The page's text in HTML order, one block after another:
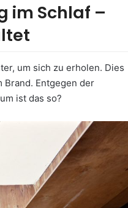
im Schlaf –
um sich zu erholen. Dies
Brand. Entgegen der
ist das so?